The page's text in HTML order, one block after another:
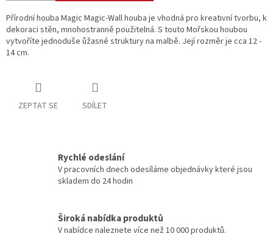
Přírodní houba Magic Magic-Wall houba je vhodná pro kreativní tvorbu, k
dekoraci stěn, mnohostranně použitelná. S touto Mořskou houbou
vytvoříte jednoduše ůžasné struktury na malbě. Její rozměr je cca 12 -
14 cm.
ZEPTAT SE SDÍLET
Rychlé odeslání
V pracovních dnech odesíláme objednávky které jsou
skladem do 24 hodin
Široká nabídka produktů
V nabídce naleznete více než 10 000 produktů.